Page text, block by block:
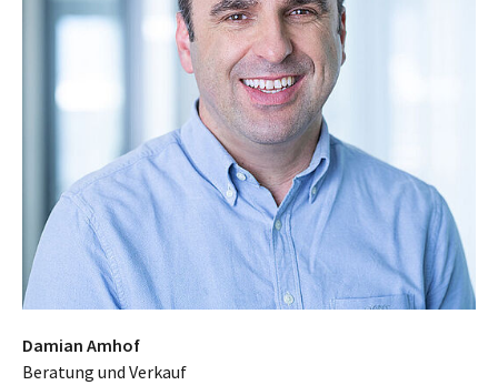
Damian Amhof
Beratung und Verkauf